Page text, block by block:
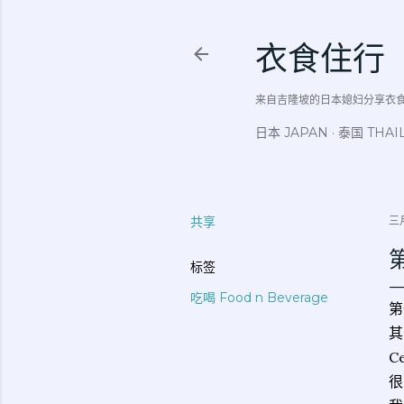
衣食住行
来自吉隆坡的日本媳妇分享
日本 JAPAN 泰国
共享
标签
吃喝 Food n Beverage
三